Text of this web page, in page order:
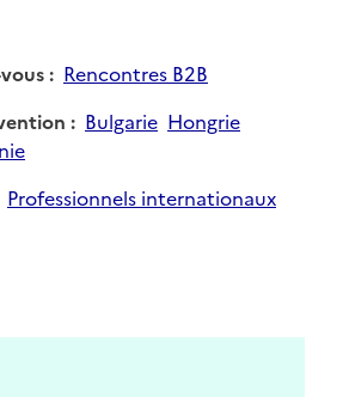
Rencontres B2B
Bulgarie Hongrie
Professionnels internationaux